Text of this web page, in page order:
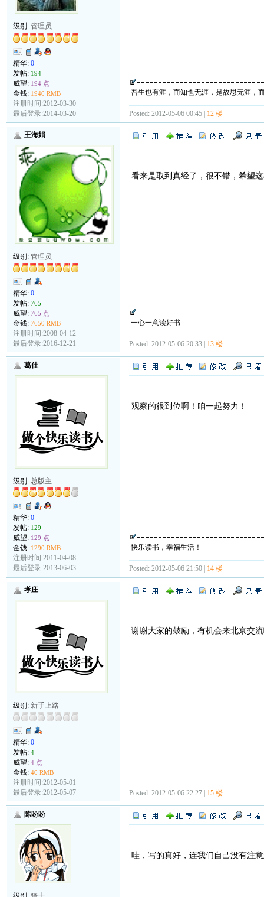
级别: 管理员
精华: 0
发帖: 194
威望: 194 点
金钱: 1940 RMB
注册时间:2012-03-30
最后登录:2014-03-20
吾生也有涯，而知也无涯，是故思无涯，
Posted: 2012-05-06 00:45 | 12 楼
王海娟
级别: 管理员
精华: 0
发帖: 765
威望: 765 点
金钱: 7650 RMB
注册时间:2008-04-12
最后登录:2016-12-21
看来是取到真经了，很不错，希望
一心一意读好书
Posted: 2012-05-06 20:33 | 13 楼
葛佳
级别: 总版主
精华: 0
发帖: 129
威望: 129 点
金钱: 1290 RMB
注册时间:2011-04-08
最后登录:2013-06-03
观察的很到位啊！咱一起努力！
快乐读书，幸福生活！
Posted: 2012-05-06 21:50 | 14 楼
孝庄
级别: 新手上路
精华: 0
发帖: 4
威望: 4 点
金钱: 40 RMB
注册时间:2012-05-01
最后登录:2012-05-07
谢谢大家的鼓励，有机会来北京交
Posted: 2012-05-06 22:27 | 15 楼
陈盼盼
哇，写的真好，连我们自己没有注